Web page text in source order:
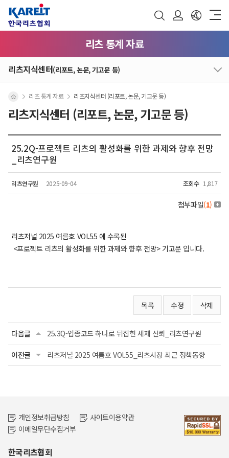
리츠 통계 자료
리츠지식센터(리포트, 논문, 기고문 등)
리츠지식센터 (리포트, 논문, 기고문 등)
리츠 통계 자료 리츠지식센터 (리포트, 논문, 기고문 등)
25.2Q-프로젝트 리츠의 활성화를 위한 과제와 향후 전망
_리츠연구원
리츠연구원 2025-09-04 조회수 1,817
첨부파일(1)
리츠저널 2025 여름호 VOl.55 에 수록된
<프로젝트 리츠의 활성화를 위한 과제와 향후 전망> 기고문 입니다.
목록 수정 삭제
다음글 25.3Q-업종코드 하나로 뒤집힌 세제 신뢰_리츠연구원
이전글 리츠저널 2025 여름호 VOl.55_리츠시장 최근 정책동향
개인정보취급방침
사이트이용약관
이메일무단수집거부
한국리츠협회